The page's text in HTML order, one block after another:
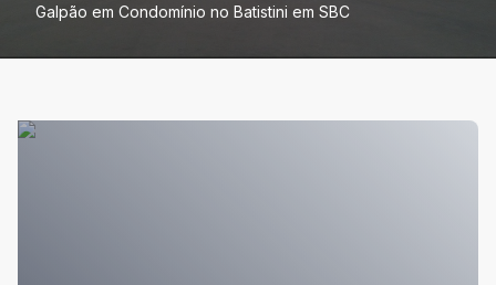
Galpão em Condomínio no Batistini em SBC